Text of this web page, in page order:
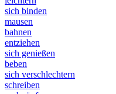
sich binden
mausen
bahnen
entziehen
sich genießen
beben
sich verschlechtern
schreiben